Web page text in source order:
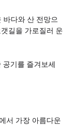
바다와 산 전망으
길을 가로질러 운
기를 즐겨보세
서 가장 아름다운